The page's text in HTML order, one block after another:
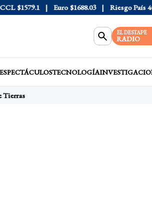
$1579.1 Euro $1688.03 Riesgo País 408
EL DESTAPE
RADIO
ESPECTÁCULOSTECNOLOGÍA